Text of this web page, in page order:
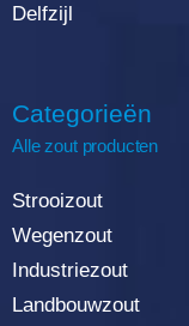
Delfzijl
Categorieën
Alle zout producten
Strooizout
Wegenzout
Industriezout
Landbouwzout